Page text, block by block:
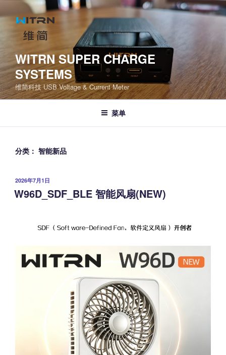
至
WITRN SUPER CHARGE
SYSTEMS
维简科技 USB Voltage & Current Meter
菜单
分类： 智能新品
发
布
于
2026年7月1日
W96D_SDF_BLE 智能风扇(NEW)